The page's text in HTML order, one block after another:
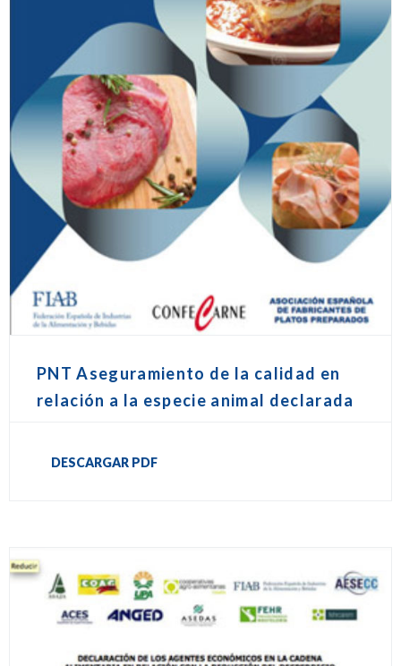
PNT Aseguramiento de la calidad en
relación a la especie animal declarada
DESCARGAR PDF